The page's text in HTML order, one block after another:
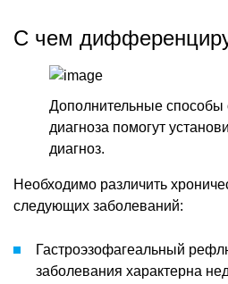
С чем
Дополнительные способы
диагноза помогут
диагноз.
Необходимо различить
следующих заболеваний:
Гастроэзофагеальный
заболевания характерна